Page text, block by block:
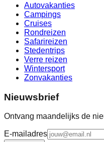
Autovakanties
Campings
Cruises
Rondreizen
Safarireizen
Stedentrips
Verre reizen
Wintersport
Zonvakanties
Nieuwsbrief
Ontvang maandelijks de
E-mailadres